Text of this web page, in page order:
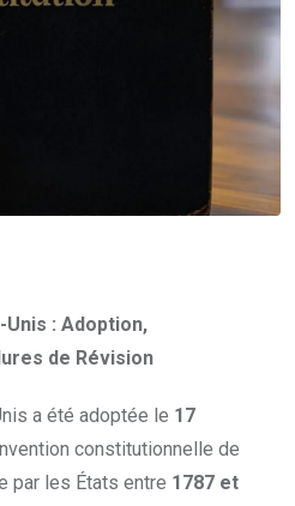
: Adoption,
de Révision
a été adoptée le 17
constitutionnelle de
par les États entre 1787 et